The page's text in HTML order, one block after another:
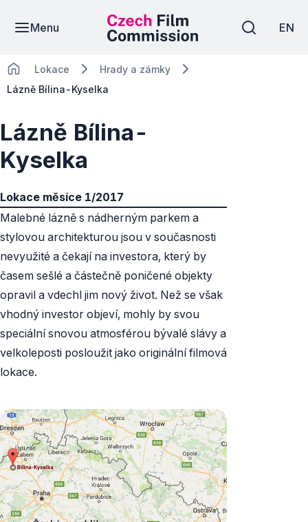
Menu EN
Lokace
Hrady a zámky
Lázně Bílina-Kyselka
Lázně Bílina-
Kyselka
Lokace měsíce 1/2017
Malebné lázně s nádherným parkem a
stylovou architekturou jsou v současnosti
nevyužité a čekají na investora, který by
časem sešlé a částečně poničené objekty
opravil a vdechl jim nový život. Než se však
vhodný investor objeví, mohly by svou
speciální snovou atmosférou bývalé slávy a
velkoleposti posloužit jako originální filmová
lokace.